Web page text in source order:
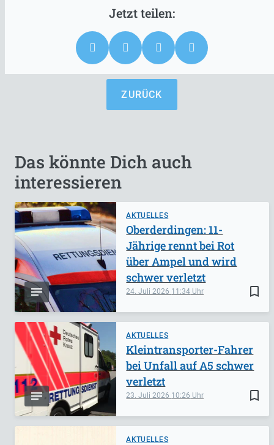
ZURÜCK
Das könnte Dich auch
interessieren
AKTUELLES
bookmark_border
24. Juli 2026 11:34
Oberderdingen: 11-
Jährige rennt bei Rot
über Ampel und wird
schwer verletzt
AKTUELLES
bookmark_border
23. Juli 2026 10:26
Kleintransporter-Fahrer
bei Unfall auf A5 schwer
verletzt
AKTUELLES